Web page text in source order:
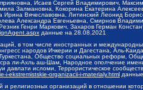
Исаев Сергей Владимирович,
Залмановна, Кокорина Екатерина
Ирина Вячеславовна, Литинский Леонид
Александра Евгеньевна, Смирнов
Генри Маркович, Захаров Герман
данные на 28.08.2021
в том числе иностранных и
народов Ичкерии и Дагестана, Аль-
Общество социальных реформ,
ли-Ахль аш-Шам, Народное ополчение
давлати исломи, Террористическое
i-ekstremistskie-organizacii-i-materialy.html
религиозных организаций в отношении